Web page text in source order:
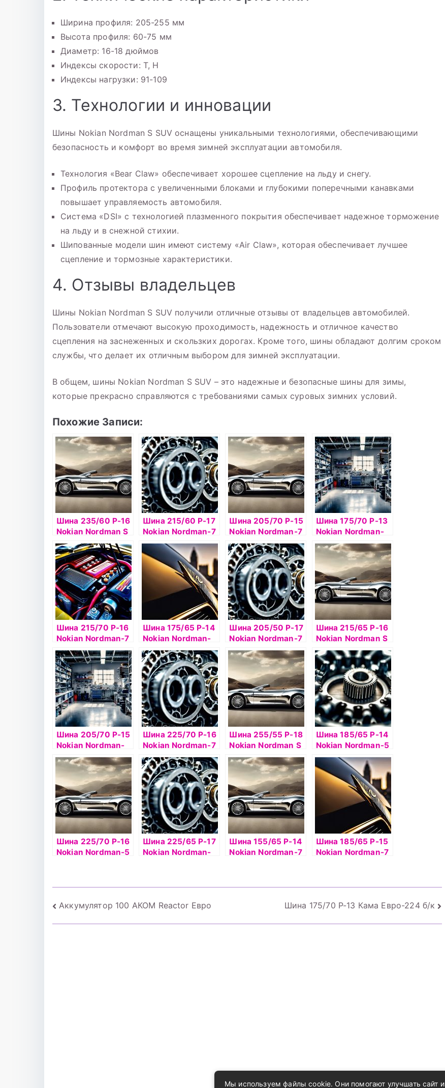
Ширина профиля: 205-255 мм
Высота профиля: 60-75 мм
Диаметр: 16-18 дюймов
Индексы скорости: T, H
Индексы нагрузки: 91-109
3. Технологии и инновации
Шины Nokian Nordman S SUV оснащены уникальными технологиями, обеспечивающими
безопасность и комфорт во время зимней эксплуатации автомобиля.
Технология «Bear Claw» обеспечивает хорошее сцепление на льду и снегу.
Профиль протектора с увеличенными блоками и глубокими поперечными канавками
повышает управляемость автомобиля.
Система «DSI» с технологией плазменного покрытия обеспечивает надежное торможение
на льду и в снежной стихии.
Шипованные модели шин имеют систему «Air Claw», которая обеспечивает лучшее
сцепление и тормозные характеристики.
4. Отзывы владельцев
Шины Nokian Nordman S SUV получили отличные отзывы от владельцев автомобилей.
Пользователи отмечают высокую проходимость, надежность и отличное качество
сцепления на заснеженных и скользких дорогах. Кроме того, шины обладают долгим сроком
службы, что делает их отличным выбором для зимней эксплуатации.
В общем, шины Nokian Nordman S SUV – это надежные и безопасные шины для зимы,
которые прекрасно справляются с требованиями самых суровых зимних условий.
Похожие Записи:
Шина 235/60 Р-16
Nokian Nordman S
SUV 100T б/к
Шина 215/60 Р-17
Nokian Nordman-7
SUV 100T б/к ш
Шина 205/70 Р-15
Nokian Nordman-7
SUV 100T б/к ш
Шина 175/70 Р-13
Nokian Nordman-
RS2 82R б/к
Шина 215/70 Р-16
Nokian Nordman-7
SUV 100T б/к ш
Шина 175/65 Р-14
Nokian Nordman-
SX2 82T б/к
Шина 205/50 Р-17
Nokian Nordman-7
93T б/к шип
Шина 215/65 Р-16
Nokian Nordman S
SUV 98H б/к
Шина 205/70 Р-15
Nokian Nordman-
RS2 100R б/к
Шина 225/70 Р-16
Nokian Nordman-7
SUV 107T б/к ш
Шина 255/55 Р-18
Nokian Nordman S
SUV 105H б/к
Шина 185/65 Р-14
Nokian Nordman-5
90T б/к шип
Шина 225/70 Р-16
Nokian Nordman-5
Шина 225/65 Р-17
Nokian Nordman-
Шина 155/65 Р-14
Nokian Nordman-7
Шина 185/65 Р-15
Nokian Nordman-7
Навигация
по
Аккумулятор 100 АКОМ Reactor Евро Шина 175/70 Р-13 Кама Евро-224 б/к
Мы используем файлы cookie. Они помогают улучшать сайт и